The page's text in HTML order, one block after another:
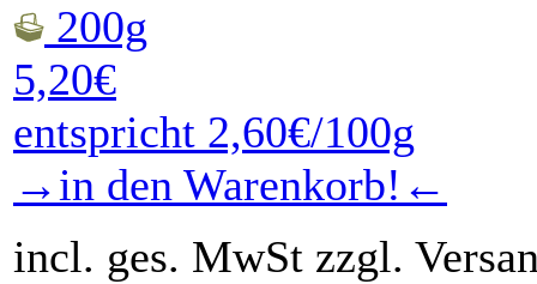
200g
5,20€
entspricht 2,60€/100g
→in den Warenkorb!←
incl. ges. MwSt zzgl.